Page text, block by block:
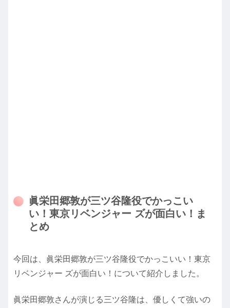
眞栄田郷敦が三ツ谷隆役でかっこい
い！東京リベンジャー ズが面白い！ま
とめ
今回は、眞栄田郷敦が三ツ谷隆役でかっこいい！東京
リベンジャー ズが面白い！について紹介しました。
眞栄田郷敦さんが演じる三ツ谷隆は、優しくて強いの